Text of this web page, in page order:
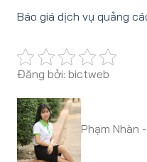
Báo giá dịch vụ quảng
Đăng bởi: bictweb
Phạm Nhàn